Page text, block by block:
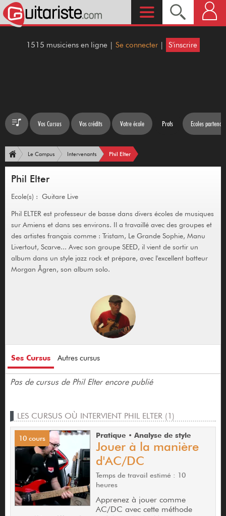
1515 musiciens en ligne | Se connecter | S'inscrire
Vos Cursus Vos crédits Votre école Profs Ecoles
Le Campus Intervenants Phil Elter
Phil Elter
Ecole(s) : Guitare Live
Phil ELTER est professeur de basse dans divers écoles de musiques
sur Amiens et dans ses environs. Il a travaillé avec des groupes et
des artistes français comme : Tristam, Le Grande Sophie, Manu
Livertout, Scarve... Avec son groupe SEED, il vient de sortir un
album dans un style jazz rock et prépare, avec l'excellent batteur
Morgan Ågren, son album solo.
Ses Cursus Autres cursus
Pas de cursus de Phil Elter encore publié
LES CURSUS OÙ INTERVIENT PHIL ELTER (1)
10 cours Pratique • Analyse de style
Jouer à la manière
d'AC/DC
Temps de travail estimé : 10
heures
Apprenez à jouer comme
AC/DC avec cette méthode